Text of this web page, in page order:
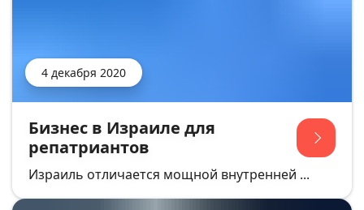
4 декабря 2020
Бизнес в Израиле для
репатриантов
Израиль отличается мощной внутренней ...